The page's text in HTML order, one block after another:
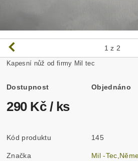
1 z 2
Kapesní nůž od firmy Mil tec
Dostupnost Objednáno
290 Kč / ks
Kód produktu 145
Značka Mil -